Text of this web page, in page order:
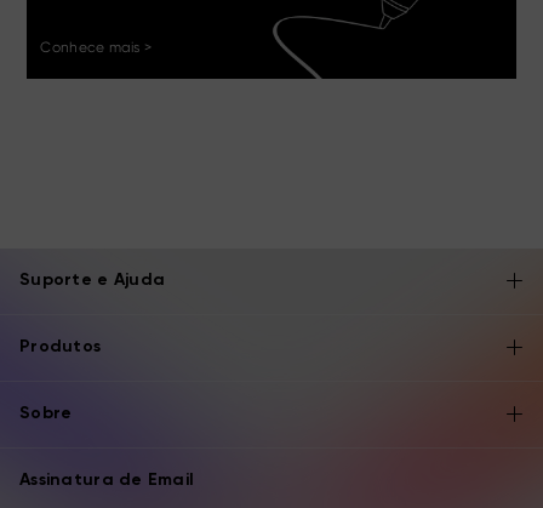
Conhece mais >
Suporte e Ajuda
Produtos
Sobre
Assinatura de Email